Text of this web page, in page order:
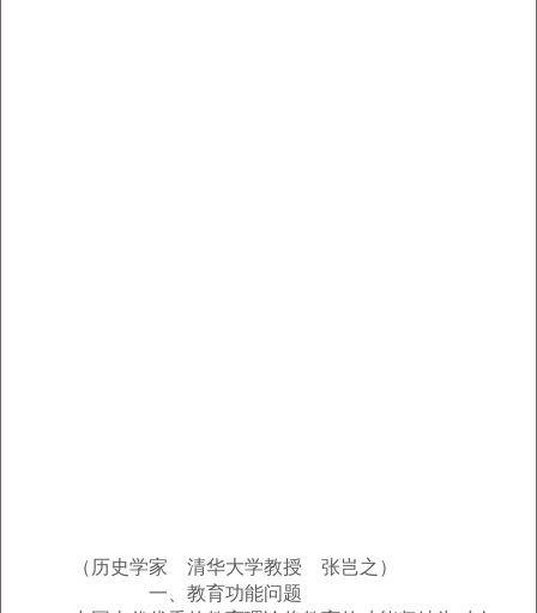
（历史学家 清华大学教授 张岂之）
一、教育功能问题